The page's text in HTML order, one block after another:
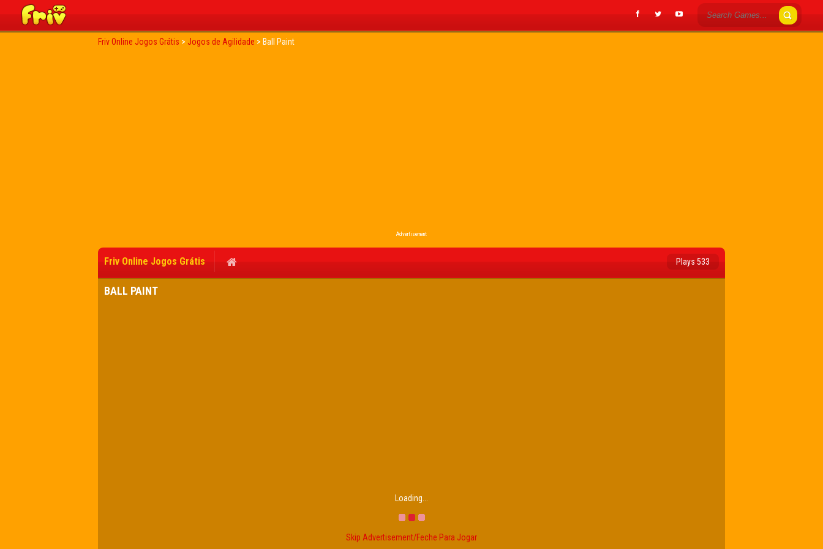
Friv Online Jogos Grátis > Jogos de Agilidade > Ball Paint
Advertisement
Friv Online Jogos Grátis Plays 533
BALL PAINT
Loading...
Skip Advertisement/Feche Para Jogar